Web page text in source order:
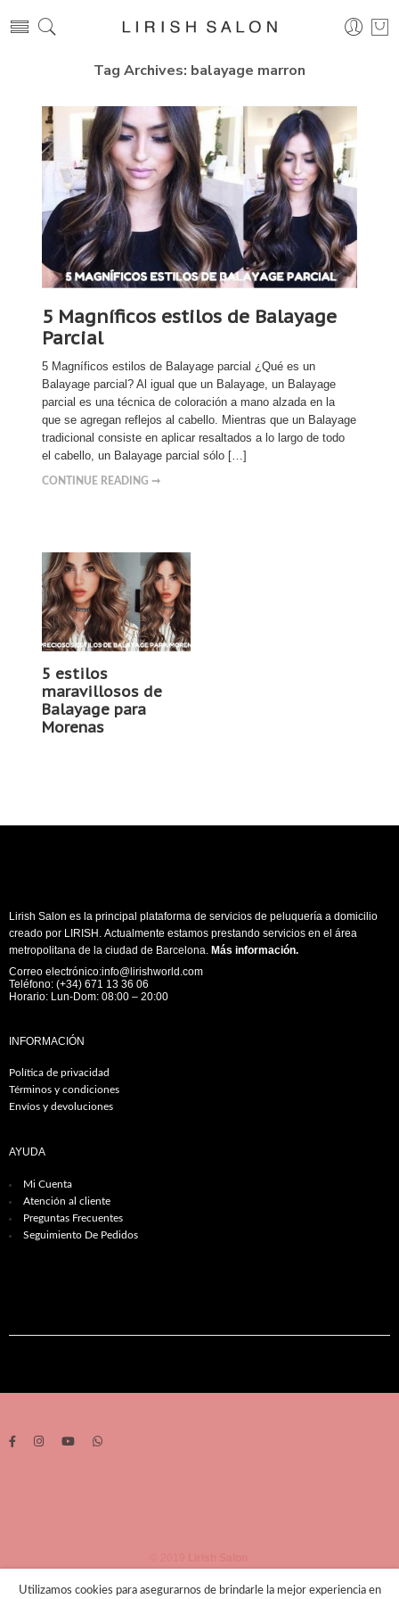
Tag Archives: balayage marron
5 Magníficos estilos de Balayage
Parcial
5 Magníficos estilos de Balayage parcial ¿Qué es un
Balayage parcial? Al igual que un Balayage, un Balayage
parcial es una técnica de coloración a mano alzada en la
que se agregan reflejos al cabello. Mientras que un Balayage
tradicional consiste en aplicar resaltados a lo largo de todo
el cabello, un Balayage parcial sólo […]
CONTINUE READING ➞
5 estilos
maravillosos de
Balayage para
Morenas
Lirish Salon es la principal plataforma de servicios de peluquería a domicilio
creado por LIRISH. Actualmente estamos prestando servicios en el área
metropolitana de la ciudad de Barcelona. Más información.
Correo electrónico:info@lirishworld.com
Teléfono: (+34) 671 13 36 06
Horario: Lun-Dom: 08:00 – 20:00
INFORMACIÓN
Política de privacidad
Términos y condiciones
Envíos y devoluciones
AYUDA
Mi Cuenta
Atención al cliente
Preguntas Frecuentes
Seguimiento De Pedidos
Utilizamos cookies para asegurarnos de brindarle la mejor experiencia en